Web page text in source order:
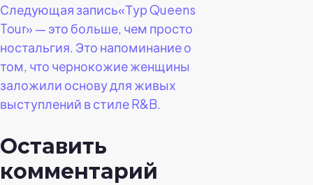
Следующая запись«Тур Queens
Tour» — это больше, чем просто
ностальгия. Это напоминание о
том, что чернокожие женщины
заложили основу для живых
выступлений в стиле R&B.
Оставить
комментарий